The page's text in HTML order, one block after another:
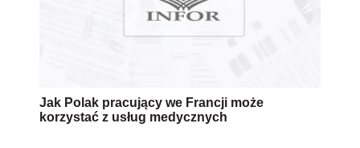
Jak Polak pracujący we Francji może
korzystać z usług medycznych